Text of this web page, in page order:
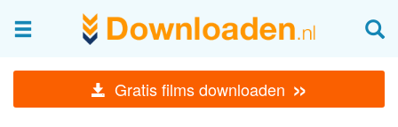
Gratis films downloaden »
Afbeeldingen & fotografie
Beheren en bekijken